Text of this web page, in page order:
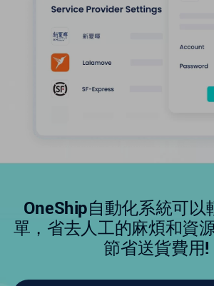
OneShip自動化系統可以
單，省去人工的麻煩和資
節省送貨費用!